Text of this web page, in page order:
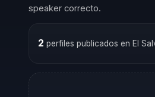
speaker correcto.
2 perfiles publicados en El